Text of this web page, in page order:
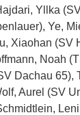
Yllka
Ye,
Xiaohan (SV
Noah
Dachau 65),
Aurel (SV